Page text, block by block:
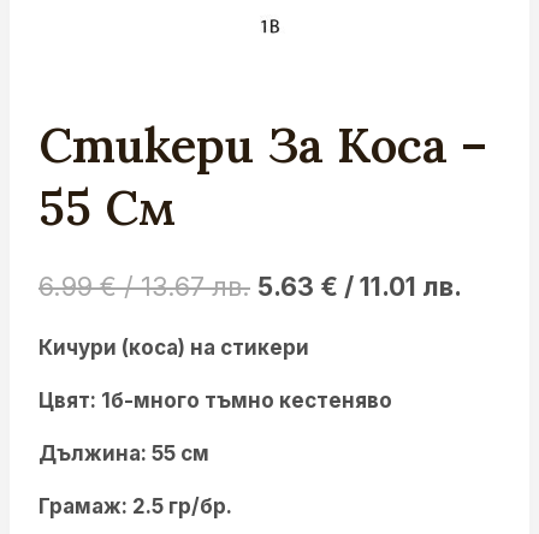
Стикери За Коса –
55 См
6.99€/ 13.67 лв. Original
was:
6.99 €
5.63 € / 11.01 лв.
Кичури (коса) на стикери
Цвят: 1б-много тъмно кестеняво
Дължина: 55 см
Грамаж: 2.5 гр/бр.